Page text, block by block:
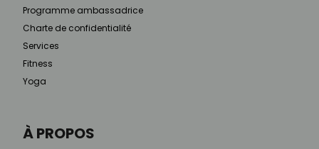
À PROPOS
Programme ambassadrice
Charte de confidentialité
Services
Fitness
Yoga